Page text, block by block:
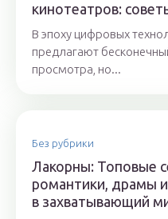
кинотеатров:
В эпоху цифровых
предлагают
просмотра, но...
Без рубрики
Лакорны: Топовые
романтики, драмы и
в захватывающий